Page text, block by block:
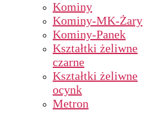
Kominy
Kominy-MK-Żary
Kominy-Panek
Kształtki żeliwne
czarne
Kształtki żeliwne
ocynk
Metron